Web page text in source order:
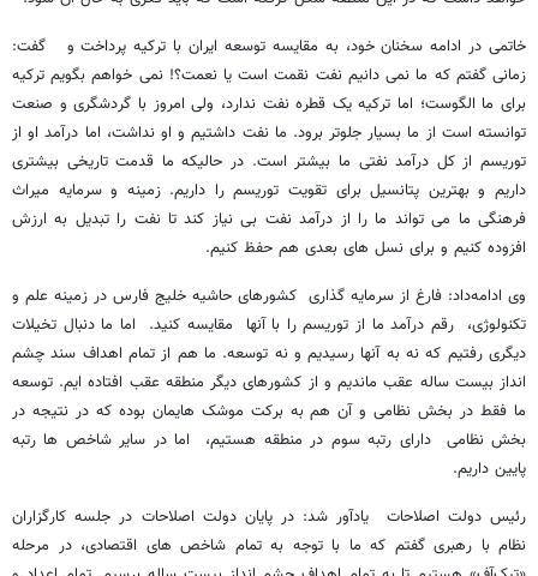
خاتمی در ادامه سخنان خود، به مقایسه توسعه ایران با ترکیه پرداخت و گفت:
زمانی گفتم که ما نمی دانیم نفت نقمت است یا نعمت؟! نمی خواهم بگویم ترکیه
برای ما الگوست؛ اما ترکیه یک قطره نفت ندارد، ولی امروز با گردشگری و صنعت
توانسته است از ما بسیار جلوتر برود. ما نفت داشتیم و او نداشت، اما درآمد او از
توریسم از کل درآمد نفتی ما بیشتر است. در حالیکه ما قدمت تاریخی بیشتری
داریم و بهترین پتانسیل برای تقویت توریسم را داریم. زمینه و سرمایه میراث
فرهنگی ما می تواند ما را از درآمد نفت بی نیاز کند تا نفت را تبدیل به ارزش
افزوده کنیم و برای نسل های بعدی هم حفظ کنیم.
وی ادامه‌داد: فارغ از سرمایه گذاری کشورهای حاشیه خلیج فارس در زمینه علم و
تکنولوژی، رقم درآمد ما از توریسم را با آنها مقایسه کنید. اما ما دنبال تخیلات
دیگری رفتیم که نه به آنها رسیدیم و نه توسعه. ما هم از تمام اهداف سند چشم
انداز بیست ساله عقب ماندیم و از کشورهای دیگر منطقه عقب افتاده ایم. توسعه
ما فقط در بخش نظامی و آن هم به برکت موشک هایمان بوده که در نتیجه در
بخش نظامی دارای رتبه سوم در منطقه هستیم، اما در سایر شاخص ها رتبه
پایین داریم.
رئیس دولت اصلاحات یادآور شد: در پایان دولت اصلاحات در جلسه کارگزاران
نظام با رهبری گفتم که ما با توجه به تمام شاخص های اقتصادی، در مرحله